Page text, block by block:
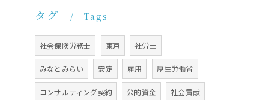
タグ Tags
社会保険労務士 東京 社労士
みなとみらい 安定 雇用 厚生労働省
コンサルティング契約 公的資金 社会貢献